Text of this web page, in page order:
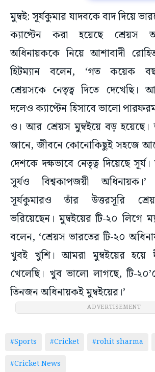
মুম্বই: সূর্যকুমার যাদবকে বাদ দিয়ে
ক্যাপ্টেন করা হয়েছে শ্রেয়স
অধিনায়ককে নিয়ে আশাবাদী
হিটম্যান বলেন, ‘গত কয়েক
শ্রেয়সকে নেতৃত্ব দিতে দেখেছি।
দলেও ক্যাপ্টেন হিসাবে ভালো
ও। আর শ্রেয়স মুম্বইয়ে বড়
জানে, জীবনে কোনোকিছুই সহজে
দেশকে দক্ষভাবে নেতৃত্ব দিয়েছে
সূর্যও বিশ্বকাপজয়ী
সূর্যকুমারও তাঁর উত্তরসূরি
ভরিয়েছেন। মুম্বইয়ের টি-২০ লিগে
বলেন, ‘শ্রেয়স ভারতের টি-২০
খুবই খুশি। আমরা মুম্বইয়ের হয়ে
খেলেছি। খুব ভালো লাগছে, টি-
তিনজন অধিনায়কই মুম্বইয়ের।’
ADVERTISEMENT
#Sports #Cricket #rohit sharma
#Cricket News